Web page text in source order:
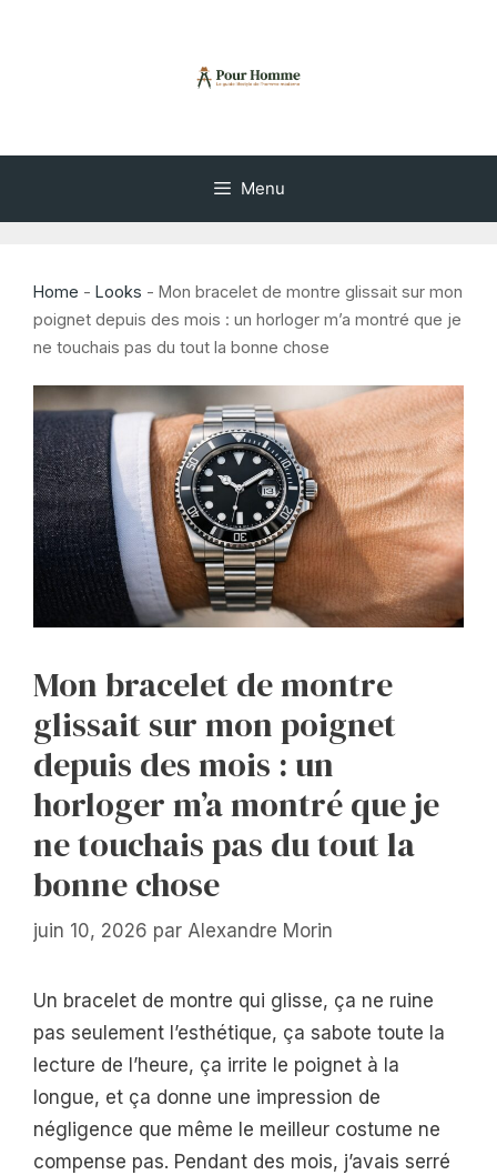
Menu
Home - Looks - Mon bracelet de montre glissait sur mon
poignet depuis des mois : un horloger m’a montré que je
ne touchais pas du tout la bonne chose
Mon bracelet de montre
glissait sur mon poignet
depuis des mois : un
horloger m’a montré que je
ne touchais pas du tout la
bonne chose
juin 10, 2026 par Alexandre Morin
Un bracelet de montre qui glisse, ça ne ruine
pas seulement l’esthétique, ça sabote toute la
lecture de l’heure, ça irrite le poignet à la
longue, et ça donne une impression de
négligence que même le meilleur costume ne
compense pas. Pendant des mois, j’avais serré